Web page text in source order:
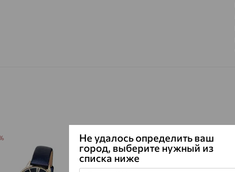
64%
Не удалось определить ваш
город, выберите нужный из
списка ниже